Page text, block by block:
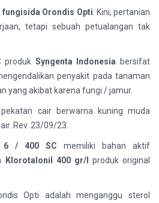
fungisida Orondis Opti . Kini, pertanian
tetapi sebuah petualangan tak
produk Syngenta Indonesia bersifat
penyakit pada tanaman
yang akibat karena fungi / jamur.
cair berwarna kuning muda
Rev. 23/09/23.
6 / 400 SC memiliki bahan aktif
Klorotalonil 400 gr/l
produk original
Opti adalah menganggu sterol